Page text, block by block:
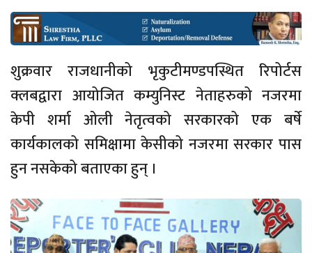
शुक्रवार राजधानीको भृकुटीमण्डपस्थित रिपोर्टस
क्लबद्वारा आयोजित कम्युनिस्ट नेताहरुको नजरमा
केपी शर्मा ओली नेतृत्वको सरकारको एक बर्षे
कार्यकालको समिक्षामा केसीको नजरमा सरकार पास
हुन नसकेको बताएका हुन् ।